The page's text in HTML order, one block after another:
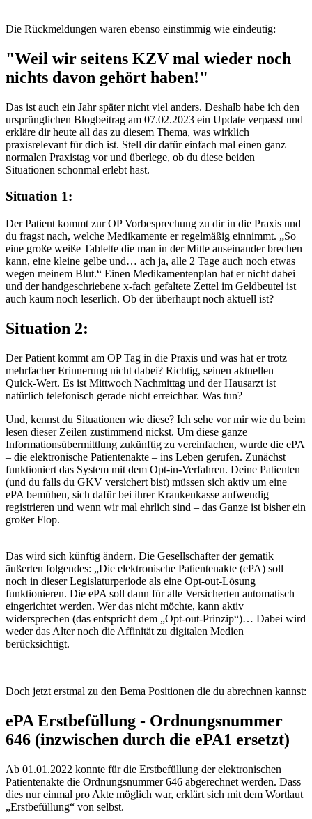
Die Rückmeldungen waren ebenso einstimmig wie eindeutig:
"Weil wir seitens KZV mal wieder noch
nichts davon gehört haben!"
Das ist auch ein Jahr später nicht viel anders. Deshalb habe ich den
ursprünglichen Blogbeitrag am 07.02.2023 ein Update verpasst und
erkläre dir heute all das zu diesem Thema, was wirklich
praxisrelevant für dich ist. Stell dir dafür einfach mal einen ganz
normalen Praxistag vor und überlege, ob du diese beiden
Situationen schonmal erlebt hast.
Situation 1:
Der Patient kommt zur OP Vorbesprechung zu dir in die Praxis und
du fragst nach, welche Medikamente er regelmäßig einnimmt. „So
eine große weiße Tablette die man in der Mitte auseinander brechen
kann, eine kleine gelbe und… ach ja, alle 2 Tage auch noch etwas
wegen meinem Blut.“ Einen Medikamentenplan hat er nicht dabei
und der handgeschriebene x-fach gefaltete Zettel im Geldbeutel ist
auch kaum noch leserlich. Ob der überhaupt noch aktuell ist?
Situation 2:
Der Patient kommt am OP Tag in die Praxis und was hat er trotz
mehrfacher Erinnerung nicht dabei? Richtig, seinen aktuellen
Quick-Wert. Es ist Mittwoch Nachmittag und der Hausarzt ist
natürlich telefonisch gerade nicht erreichbar. Was tun?
Und, kennst du Situationen wie diese? Ich sehe vor mir wie du beim
lesen dieser Zeilen zustimmend nickst. Um diese ganze
Informationsübermittlung zukünftig zu vereinfachen, wurde die ePA
– die elektronische Patientenakte – ins Leben gerufen. Zunächst
funktioniert das System mit dem Opt-in-Verfahren. Deine Patienten
(und du falls du GKV versichert bist) müssen sich aktiv um eine
ePA bemühen, sich dafür bei ihrer Krankenkasse aufwendig
registrieren und wenn wir mal ehrlich sind – das Ganze ist bisher ein
großer Flop.
Das wird sich künftig ändern. Die Gesellschafter der gematik
äußerten folgendes: „Die elektronische Patientenakte (ePA) soll
noch in dieser Legislaturperiode als eine Opt-out-Lösung
funktionieren. Die ePA soll dann für alle Versicherten automatisch
eingerichtet werden. Wer das nicht möchte, kann aktiv
widersprechen (das entspricht dem „Opt-out-Prinzip“)… Dabei wird
weder das Alter noch die Affinität zu digitalen Medien
berücksichtigt.
Doch jetzt erstmal zu den Bema Positionen die du abrechnen kannst:
ePA Erstbefüllung - Ordnungsnummer
646 (inzwischen durch die ePA1 ersetzt)
Ab 01.01.2022 konnte für die Erstbefüllung der elektronischen
Patientenakte die Ordnungsnummer 646 abgerechnet werden. Dass
dies nur einmal pro Akte möglich war, erklärt sich mit dem Wortlaut
„Erstbefüllung“ von selbst.